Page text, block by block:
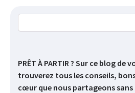
PRÊT À PARTIR ? Sur ce blog de
trouverez tous les conseils,
cœur que nous partageons sans